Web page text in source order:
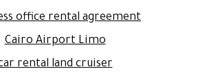
office rental agreement
Cairo Airport Limo
rental land cruiser